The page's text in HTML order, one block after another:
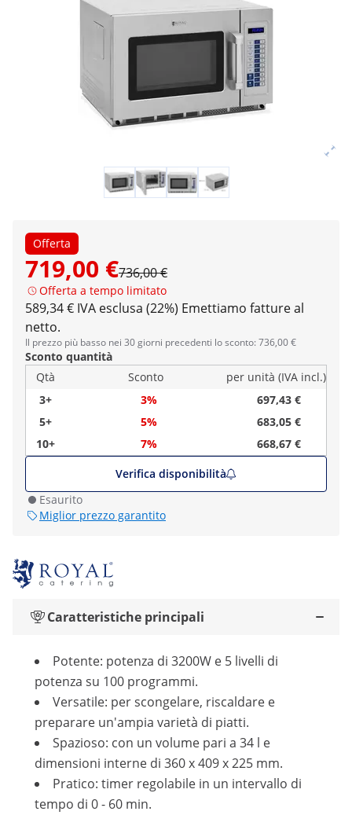
Offerta
719,00 €736,00 €
Offerta a tempo limitato
589,34 € IVA esclusa (22%) Emettiamo fatture al
netto.
Il prezzo più basso nei 30 giorni precedenti lo sconto: 736,00 €
Sconto quantità
Qtà
Sconto
per unità (IVA incl.)
3+
3%
697,43 €
5+
5%
683,05 €
10+
7%
668,67 €
Verifica disponibilità
Esaurito
Miglior prezzo garantito
Caratteristiche principali
Potente: potenza di 3200W e 5 livelli di
potenza su 100 programmi.
Versatile: per scongelare, riscaldare e
preparare un'ampia varietà di piatti.
Spazioso: con un volume pari a 34 l e
dimensioni interne di 360 x 409 x 225 mm.
Pratico: timer regolabile in un intervallo di
tempo di 0 - 60 min.